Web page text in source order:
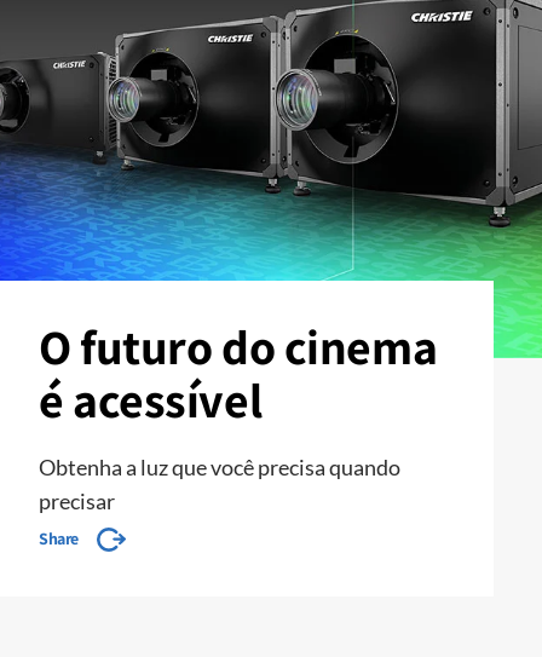
O futuro do cinema
é acessível
Obtenha a luz que você precisa quando
precisar
Share